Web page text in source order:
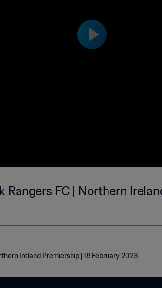
Rangers FC | Northern
Ireland Premiership | 18 February 2023